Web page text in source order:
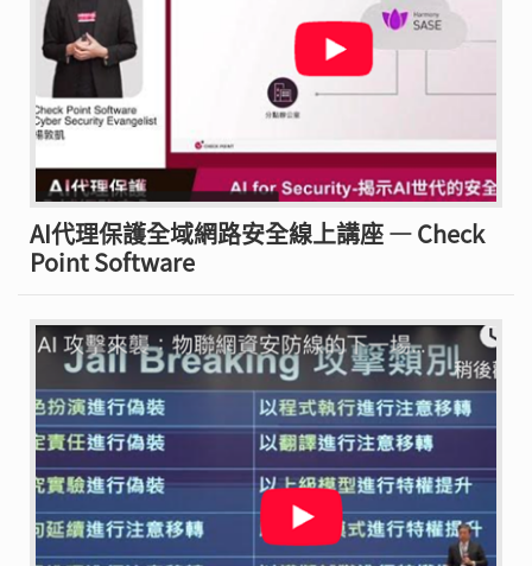
AI代理保護全域網路安全線上講座 — Check
Point Software